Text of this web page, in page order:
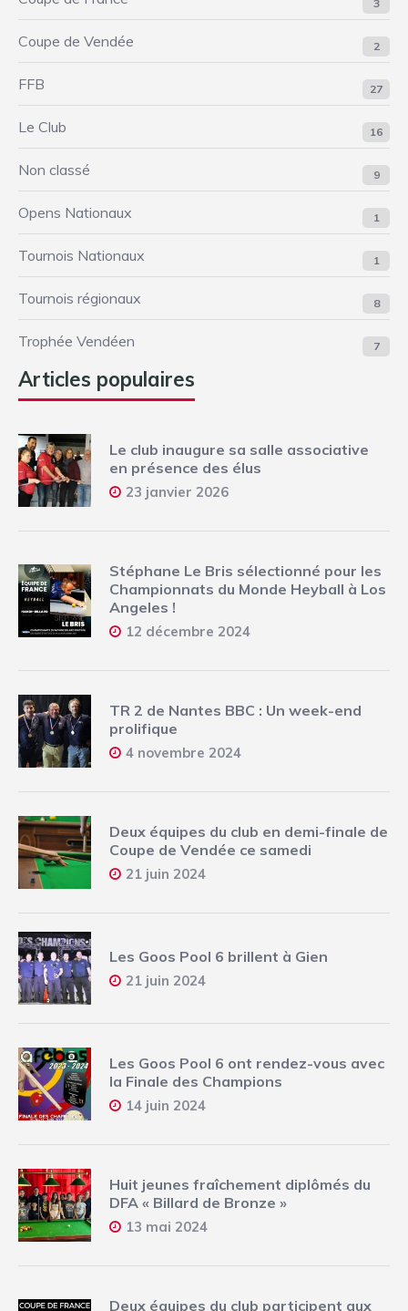
3
Coupe de Vendée 2
FFB 27
Le Club 16
Non classé 9
Opens Nationaux 1
Tournois Nationaux 1
Tournois régionaux 8
Trophée Vendéen 7
Articles populaires
Le club inaugure sa salle associative
en présence des élus
23 janvier 2026
Stéphane Le Bris sélectionné pour les
Championnats du Monde Heyball à Los
Angeles !
12 décembre 2024
TR 2 de Nantes BBC : Un week-end
prolifique
4 novembre 2024
Deux équipes du club en demi-finale de
Coupe de Vendée ce samedi
21 juin 2024
Les Goos Pool 6 brillent à Gien
21 juin 2024
Les Goos Pool 6 ont rendez-vous avec
la Finale des Champions
14 juin 2024
Huit jeunes fraîchement diplômés du
DFA « Billard de Bronze »
13 mai 2024
Deux équipes du club participent aux